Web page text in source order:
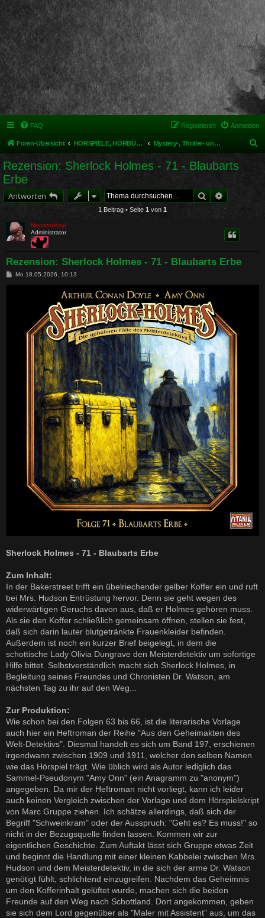
FAQ Anmelden
Registrieren
Foren-Übersicht HÖRSPIELE, HÖRBÜCHER UND MUSIKALISCHES Mystery-, Thriller- und Krimihörspiele
Rezension: Sherlock Holmes - 71 - Blaubarts
Erbe
Antworten SucheErweiterte
1 Beitrag • Seite 1 von 1
MonsterAsyl
Administrator
Rezension: Sherlock Holmes - 71 - Blaubarts Erbe
BMo 18.05.2026, 10:13
Sherlock Holmes - 71 - Blaubarts Erbe
Zum Inhalt:
In der Bakerstreet trifft ein übelriechender gelber Koffer ein und ruft
bei Mrs. Hudson Entrüstung hervor. Denn sie geht wegen des
widerwärtigen Geruchs davon aus, daß er Holmes gehören muss.
Als sie den Koffer schließlich gemeinsam öffnen, stellen sie fest,
daß sich darin lauter blutgetränkte Frauenkleider befinden.
Außerdem ist noch ein kurzer Brief beigelegt, in dem die
schottische Lady Olivia Dungrave den Meisterdetektiv um sofortige
Hilfe bittet. Selbstverständlich macht sich Sherlock Holmes, in
Begleitung seines Freundes und Chronisten Dr. Watson, am
nächsten Tag zu ihr auf den Weg...
Zur Produktion:
Wie schon bei den Folgen 63 bis 66, ist die literarische Vorlage
auch hier ein Heftroman der Reihe "Aus den Geheimakten des
Welt-Detektivs". Diesmal handelt es sich um Band 197, erschienen
irgendwann zwischen 1909 und 1911, welcher den selben Namen
wie das Hörspiel trägt. Wie üblich wird als Autor lediglich das
Sammel-Pseudonym "Amy Onn" (ein Anagramm zu "anonym")
angegeben. Da mir der Heftroman nicht vorliegt, kann ich leider
auch keinen Vergleich zwischen der Vorlage und dem Hörspielskript
von Marc Gruppe ziehen. Ich schätze allerdings, daß sich der
Begriff "Schweinkram" oder der Ausspruch: "Geht es? Es muss!" so
nicht in der Bezugsquelle finden lassen. Kommen wir zur
eigentlichen Geschichte. Zum Auftakt lässt sich Gruppe etwas Zeit
und beginnt die Handlung mit einer kleinen Kabbelei zwischen Mrs.
Hudson und dem Meisterdetektiv, in die sich der arme Dr. Watson
genötigt fühlt, schlichtend einzugreifen. Nachdem das Geheimnis
um den Kofferinhalt gelüftet wurde, machen sich die beiden
Freunde auf den Weg nach Schottland. Dort angekommen, geben
sie sich dem Lord gegenüber als "Maler mit Assistent" aus, um das